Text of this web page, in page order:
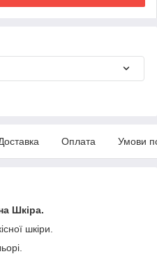
Оплата Умови
Шкіра.
шкіри.